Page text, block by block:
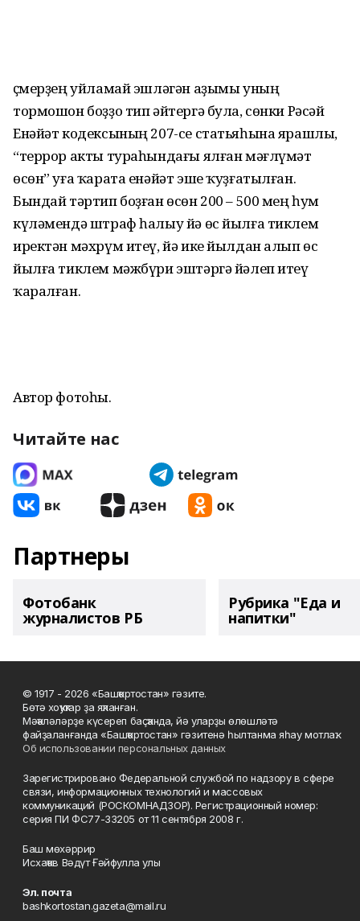
Үҫмерҙең уйламай эшләгән аҙымы уның
тормошон боҙҙо тип әйтергә була, сөнки Рәсәй
Енәйәт кодексының 207-се статьяһына ярашлы,
“террор акты тураһындағы ялған мәғлүмәт
өсөн” уға ҡарата енәйәт эше ҡуҙғатылған.
Бындай тәртип боҙған өсөн 200 – 500 мең һум
күләмендә штраф һалыу йә өс йылға тиклем
иректән мәхрүм итеү, йә ике йылдан алып өс
йылға тиклем мәжбүри эштәргә йәлеп итеү
ҡаралған.
Автор фотоһы.
Читайте нас
Партнеры
Фотобанк
журналистов РБ
Рубрика "Еда и
напитки"
© 1917 - 2026 «Башҡортостан» гәзите.
Бөтә хоҡуҡтар ҙа яҡланған.
Мәҡәләләрҙе күсереп баҫҡанда, йә уларҙы өлөшләтә
файҙаланғанда «Башҡортостан» гәзитенә һылтанма яһау мотлаҡ.
Об использовании персональных данных
Зарегистрировано Федеральной службой по надзору в сфере
связи, информационных технологий и массовых
коммуникаций (РОСКОМНАДЗОР). Регистрационный номер:
серия ПИ ФС77-33205 от 11 сентября 2008 г.
Баш мөхәррир
Исхаҡов Вәдүт Ғәйфулла улы
Эл. почта
bashkortostan.gazeta@mail.ru